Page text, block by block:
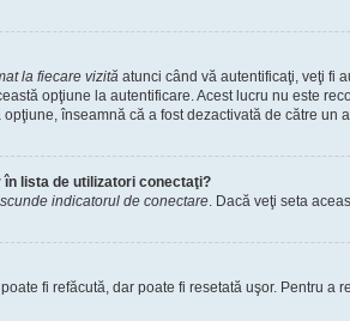
la fiecare vizită atunci când vă autentificaţi, veţi fi
opţiune la autentificare. Acest lucru nu este
înseamnă că a fost dezactivată de către un
lista de utilizatori conectaţi?
indicatorul de conectare. Dacă veţi seta
fi refăcută, dar poate fi resetată uşor. Pentru